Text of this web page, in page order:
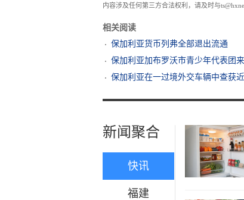
内容涉及任何第三方合法权利，请及时与
相关阅读
保加利亚货币列弗全部退出流通
保加利亚加布罗沃市青少年代表团
保加利亚在一过境外交车辆中查获
新闻聚合
快讯
福建